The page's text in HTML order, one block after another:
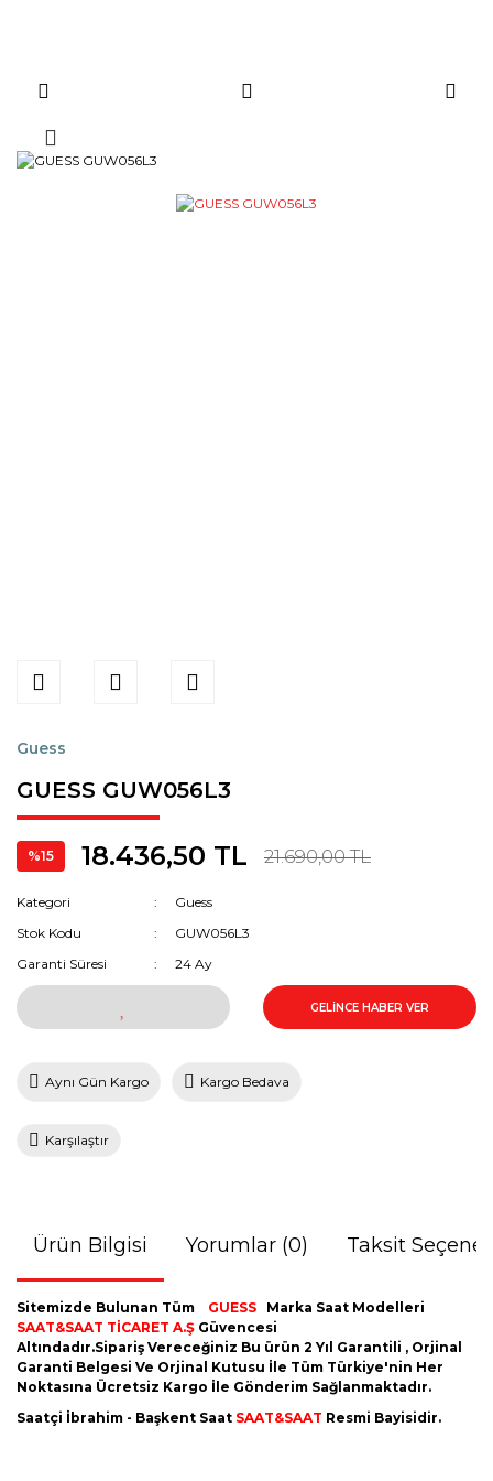
Guess
GUESS GUW056L3
%15 18.436,50 TL 21.690,00 TL
Kategori
Guess
Stok Kodu
GUW056L3
Garanti Süresi
24 Ay
GELİNCE HABER VER
Aynı Gün Kargo Kargo Bedava
Karşılaştır
Ürün Bilgisi Yorumlar (0) Taksit
Sitemizde Bulunan Tüm GUESS Marka Saat Modelleri
SAAT&SAAT TİCARET A.Ş Güvencesi
Altındadır.Sipariş Vereceğiniz Bu ürün 2 Yıl Garantili , Orjinal
Garanti Belgesi Ve Orjinal Kutusu İle Tüm Türkiye'nin Her
Noktasına Ücretsiz Kargo İle Gönderim Sağlanmaktadır.
Saatçi İbrahim - Başkent Saat SAAT&SAAT Resmi Bayisidir.